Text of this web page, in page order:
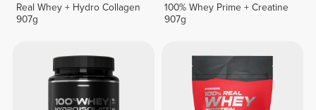
Real Whey + Hydro Collagen
907g
100% Whey Prime + Creatine
907g